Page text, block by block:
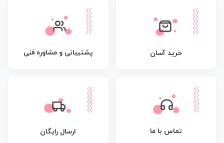
خرید آسان پشتیبانی و مشاوره فنی
تماس با ما ارسال رایگان